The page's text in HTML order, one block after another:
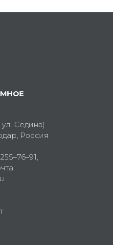
Седина)
Россия